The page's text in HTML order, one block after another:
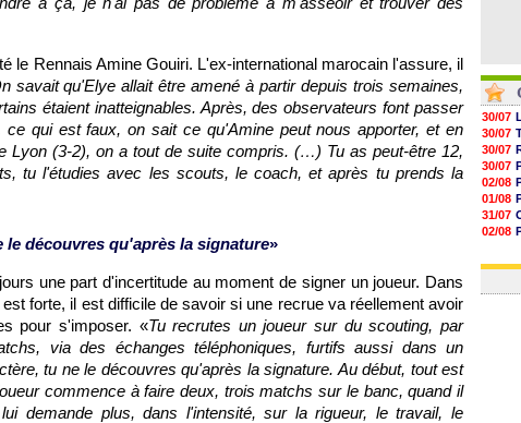
le Rennais Amine Gouiri. L'ex-international marocain l'assure, il
savait qu'Elye allait être amené à partir depuis trois semaines,
étaient inatteignables. Après, des observateurs font passer
qui est faux, on sait ce qu'Amine peut nous apporter, et en
Lyon (3-2), on a tout de suite compris. (…) Tu as peut-être 12,
tu l'étudies avec les scouts, le coach, et après tu prends la
le découvres qu'après la signature»
une part d'incertitude au moment de signer un joueur. Dans
forte, il est difficile de savoir si une recrue va réellement avoir
pour s'imposer. «Tu recrutes un joueur sur du scouting, par
via des échanges téléphoniques, furtifs aussi dans un
tu ne le découvres qu'après la signature. Au début, tout est
commence à faire deux, trois matchs sur le banc, quand il
demande plus, dans l'intensité, sur la rigueur, le travail, le
30/07
30/07
30/07
30/07
02/08
01/08
31/07
02/08
03/08